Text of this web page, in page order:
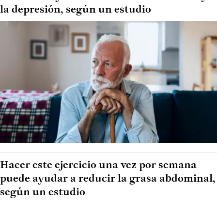
la depresión, según un estudio
Hacer este ejercicio una vez por semana
puede ayudar a reducir la grasa abdominal,
según un estudio